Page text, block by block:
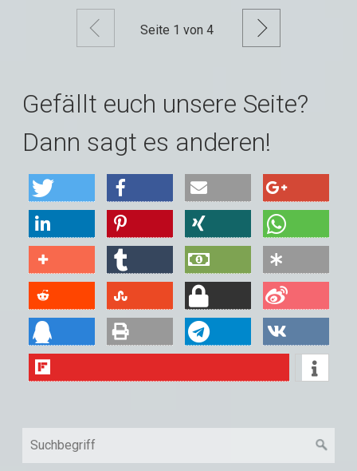
Zurück
Seite 1 von 4
Gefällt euch unsere Seite?
Dann sagt es anderen!